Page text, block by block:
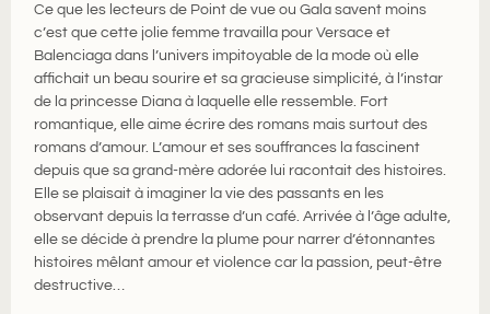
Ce que les lecteurs de Point de vue ou Gala savent moins
c’est que cette jolie femme travailla pour Versace et
Balenciaga dans l’univers impitoyable de la mode où elle
affichait un beau sourire et sa gracieuse simplicité, à l’instar
de la princesse Diana à laquelle elle ressemble. Fort
romantique, elle aime écrire des romans mais surtout des
romans d’amour. L’amour et ses souffrances la fascinent
depuis que sa grand-mère adorée lui racontait des histoires.
Elle se plaisait à imaginer la vie des passants en les
observant depuis la terrasse d’un café. Arrivée à l’âge adulte,
elle se décide à prendre la plume pour narrer d’étonnantes
histoires mêlant amour et violence car la passion, peut-être
destructive…